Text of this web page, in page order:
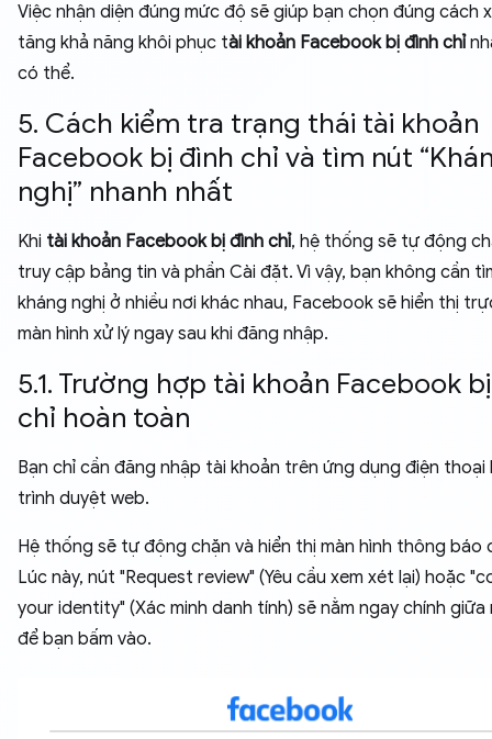
Việc nhận diện đúng mức độ sẽ giúp bạn chọn đúng cách
tăng khả năng khôi phục tài khoản Facebook bị đình chỉ
có thể.
5. Cách kiểm tra trạng thái tài khoản
Facebook bị đình chỉ và tìm nút
nghị” nhanh nhất
Khi tài khoản Facebook bị đình chỉ, hệ thống sẽ tự động
truy cập bảng tin và phần Cài đặt. Vì vậy, bạn không cần
kháng nghị ở nhiều nơi khác nhau, Facebook sẽ hiển thị
màn hình xử lý ngay sau khi đăng nhập.
5.1. Trường hợp tài khoản Facebook
chỉ hoàn toàn
Bạn chỉ cần đăng nhập tài khoản trên ứng dụng điện thoại
trình duyệt web.
Hệ thống sẽ tự động chặn và hiển thị màn hình thông báo
Lúc này, nút "Request review" (Yêu cầu xem xét lại) hoặc
your identity" (Xác minh danh tính) sẽ nằm ngay chính giữa
để bạn bấm vào.